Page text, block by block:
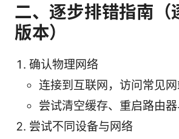
二、逐步排错指南（
版本）
确认物理网络
连接到互联网，访问常见网
尝试清空缓存、重启路由器
尝试不同设备与网络